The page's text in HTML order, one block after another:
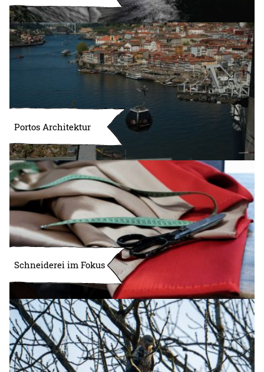
Portos Architektur
Schneiderei im Fokus